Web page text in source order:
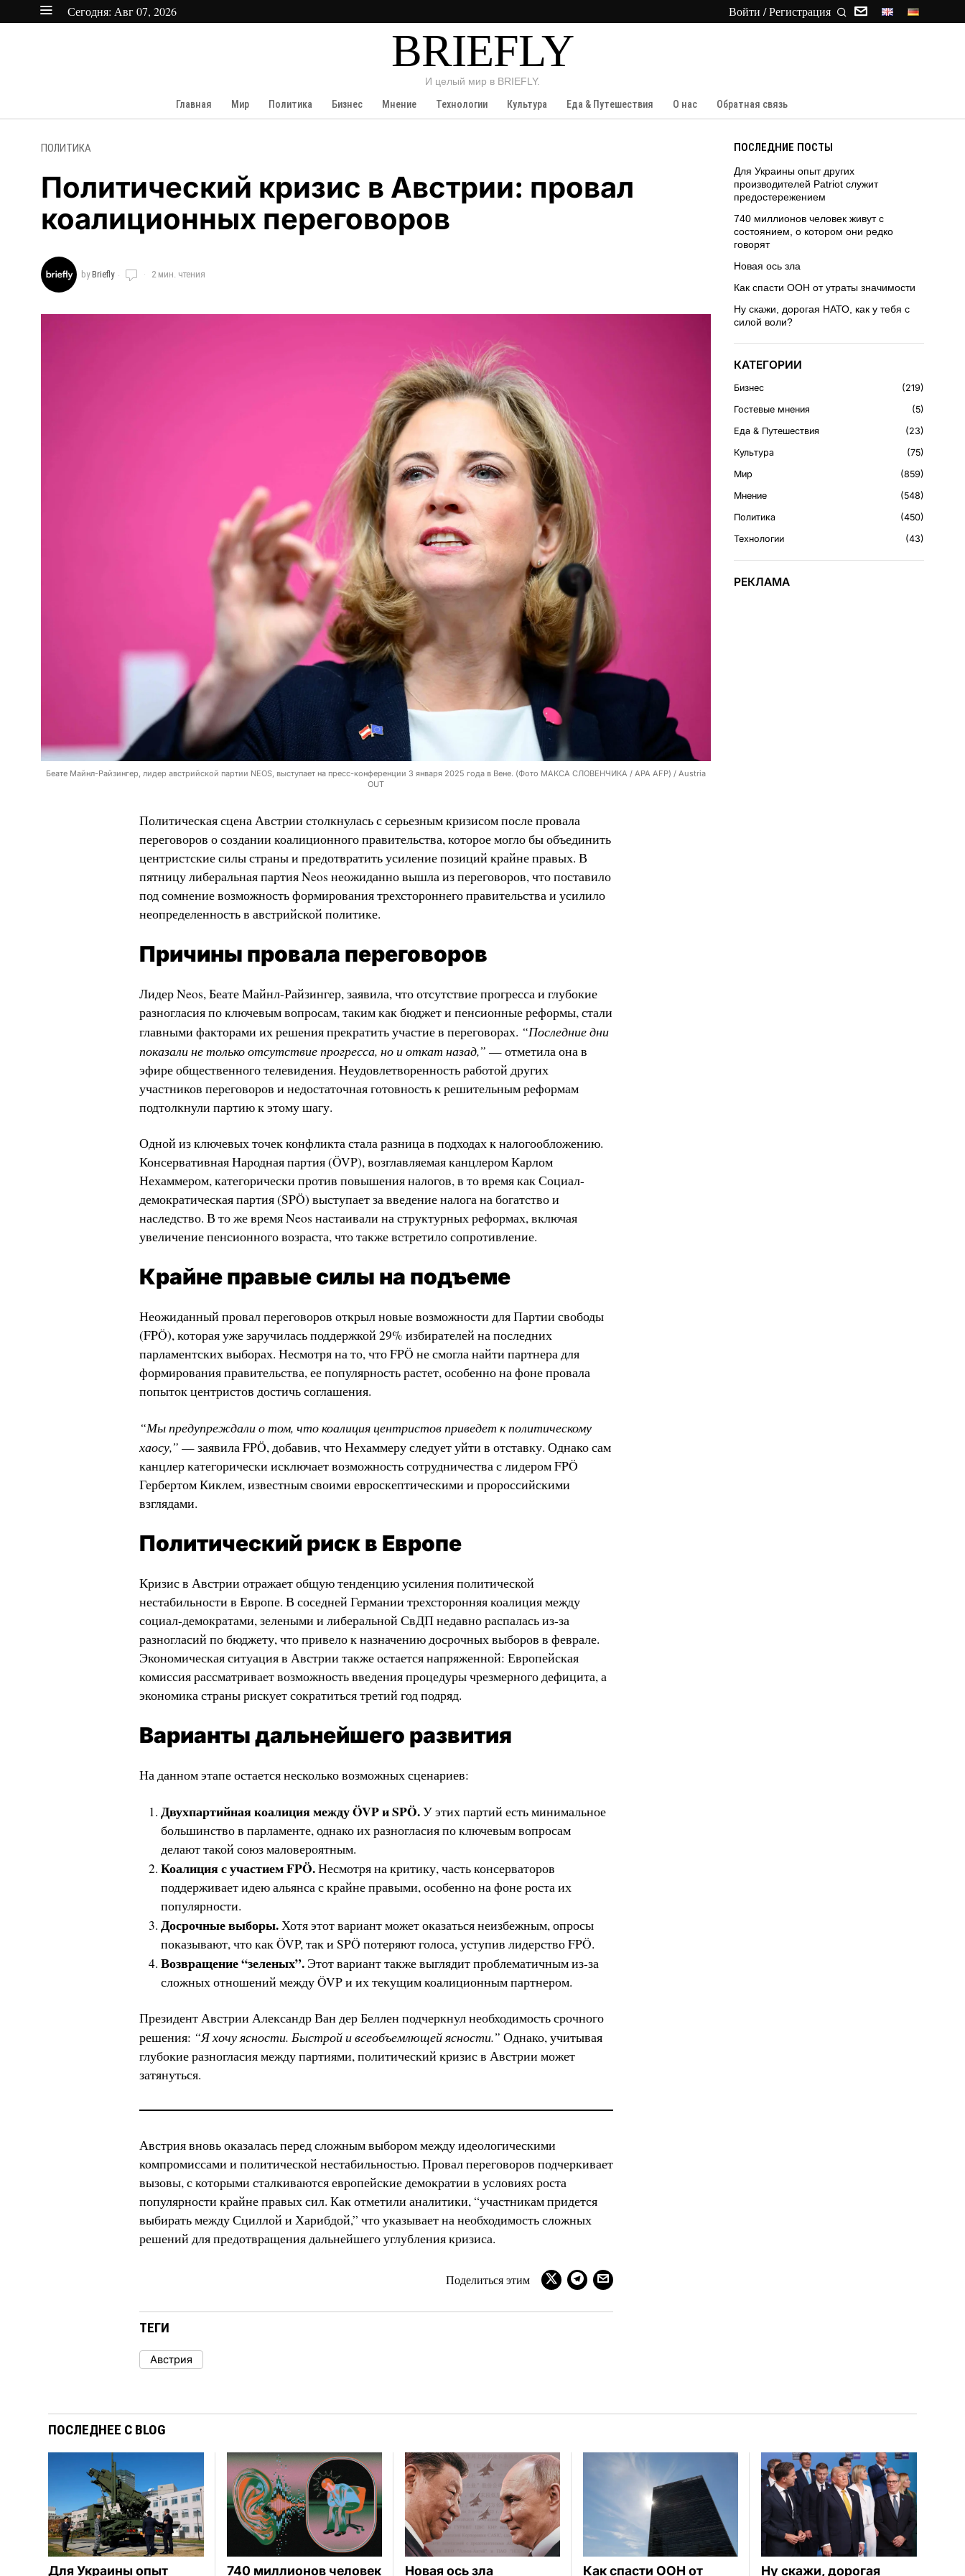
Сегодня: Авг 07, 2026 Войти / Регистрация
BRIEFLY
И целый мир в BRIEFLY.
Главная
Мир Политика Бизнес Мнение Технологии Культура Еда & Путешествия О нас Обратная связь
ПОЛИТИКА
Политический кризис в Австрии: провал
коалиционных переговоров
byBriefly 2 мин. чтения
Беате Майнл-Райзингер, лидер австрийской партии NEOS, выступает на пресс-конференции 3 января 2025 года в Вене. (Фото МАКСА СЛОВЕНЧИКА / APA AFP) / Austria
OUT
Политическая сцена Австрии столкнулась с серьезным кризисом после провала
переговоров о создании коалиционного правительства, которое могло бы объединить
центристские силы страны и предотвратить усиление позиций крайне правых. В
пятницу либеральная партия Neos неожиданно вышла из переговоров, что поставило
под сомнение возможность формирования трехстороннего правительства и усилило
неопределенность в австрийской политике.
Причины провала переговоров
Лидер Neos, Беате Майнл-Райзингер, заявила, что отсутствие прогресса и глубокие
разногласия по ключевым вопросам, таким как бюджет и пенсионные реформы, стали
главными факторами их решения прекратить участие в переговорах. “Последние дни
показали не только отсутствие прогресса, но и откат назад,” — отметила она в
эфире общественного телевидения. Неудовлетворенность работой других
участников переговоров и недостаточная готовность к решительным реформам
подтолкнули партию к этому шагу.
Одной из ключевых точек конфликта стала разница в подходах к налогообложению.
Консервативная Народная партия (ÖVP), возглавляемая канцлером Карлом
Нехаммером, категорически против повышения налогов, в то время как Социал-
демократическая партия (SPÖ) выступает за введение налога на богатство и
наследство. В то же время Neos настаивали на структурных реформах, включая
увеличение пенсионного возраста, что также встретило сопротивление.
Крайне правые силы на подъеме
Неожиданный провал переговоров открыл новые возможности для Партии свободы
(FPÖ), которая уже заручилась поддержкой 29% избирателей на последних
парламентских выборах. Несмотря на то, что FPÖ не смогла найти партнера для
формирования правительства, ее популярность растет, особенно на фоне провала
попыток центристов достичь соглашения.
“Мы предупреждали о том, что коалиция центристов приведет к политическому
хаосу,” — заявила FPÖ, добавив, что Нехаммеру следует уйти в отставку. Однако сам
канцлер категорически исключает возможность сотрудничества с лидером FPÖ
Гербертом Киклем, известным своими евроскептическими и пророссийскими
взглядами.
Политический риск в Европе
Кризис в Австрии отражает общую тенденцию усиления политической
нестабильности в Европе. В соседней Германии трехсторонняя коалиция между
социал-демократами, зелеными и либеральной СвДП недавно распалась из-за
разногласий по бюджету, что привело к назначению досрочных выборов в феврале.
Экономическая ситуация в Австрии также остается напряженной: Европейская
комиссия рассматривает возможность введения процедуры чрезмерного дефицита, а
экономика страны рискует сократиться третий год подряд.
Варианты дальнейшего развития
На данном этапе остается несколько возможных сценариев:
Двухпартийная коалиция между ÖVP и SPÖ.У этих партий есть минимальное
большинство в парламенте, однако их разногласия по ключевым вопросам
делают такой союз маловероятным.
Коалиция с участием FPÖ.Несмотря на критику, часть консерваторов
поддерживает идею альянса с крайне правыми, особенно на фоне роста их
популярности.
Досрочные выборы.Хотя этот вариант может оказаться неизбежным, опросы
показывают, что как ÖVP, так и SPÖ потеряют голоса, уступив лидерство FPÖ.
Возвращение “зеленых”. Этот вариант также выглядит проблематичным из-за
сложных отношений между ÖVP и их текущим коалиционным партнером.
Президент Австрии Александр Ван дер Беллен подчеркнул необходимость срочного
решения: “Я хочу ясности. Быстрой и всеобъемлющей ясности.” Однако, учитывая
глубокие разногласия между партиями, политический кризис в Австрии может
затянуться.
Австрия вновь оказалась перед сложным выбором между идеологическими
компромиссами и политической нестабильностью. Провал переговоров подчеркивает
вызовы, с которыми сталкиваются европейские демократии в условиях роста
популярности крайне правых сил. Как отметили аналитики, “участникам придется
выбирать между Сциллой и Харибдой,” что указывает на необходимость сложных
решений для предотвращения дальнейшего углубления кризиса.
Поделиться этим
ТЕГИ
Австрия
ПОСЛЕДНИЕ ПОСТЫ
Для Украины опыт других
производителей Patriot служит
предостережением
740 миллионов человек живут с
состоянием, о котором они редко
говорят
Новая ось зла
Как спасти ООН от утраты значимости
Ну скажи, дорогая НАТО, как у тебя с
силой воли?
КАТЕГОРИИ
Бизнес
219
Гостевые мнения
5
Еда & Путешествия
23
Культура
75
Мир
859
Мнение
548
Политика
450
Технологии
43
РЕКЛАМА
ПОСЛЕДНЕЕ С BLOG
Для Украины опыт 740 миллионов человек Новая ось зла Как спасти ООН от Ну скажи, дорогая